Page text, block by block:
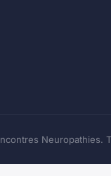
Neuropathies.